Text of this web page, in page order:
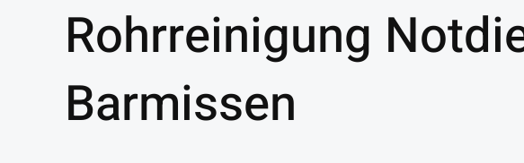
Rohrreinigung
Barmissen